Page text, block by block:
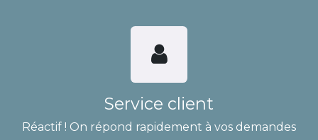
Service client
Réactif ! On répond rapidement à vos demandes